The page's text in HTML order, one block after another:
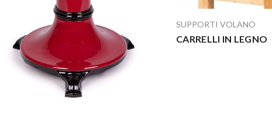
SUPPORTI VOLANO
CARRELLI IN LEGNO